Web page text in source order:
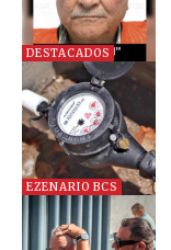
DESTACADOS
EZENARIO BCS